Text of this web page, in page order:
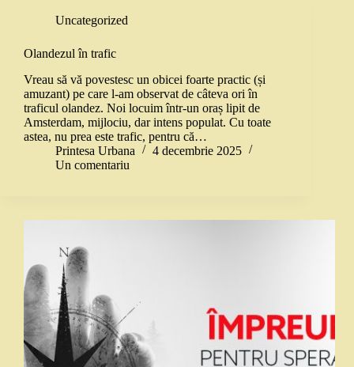
Uncategorized
Olandezul în trafic
Vreau să vă povestesc un obicei foarte practic (și
amuzant) pe care l-am observat de câteva ori în
traficul olandez. Noi locuim într-un oraș lipit de
Amsterdam, mijlociu, dar intens populat. Cu toate
astea, nu prea este trafic, pentru că…
Printesa Urbana
4 decembrie 2025
Un comentariu